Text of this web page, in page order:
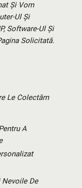
Și Vom
Ul Și
Software-Ul Și
Solicitată.
Le Colectăm
A
De